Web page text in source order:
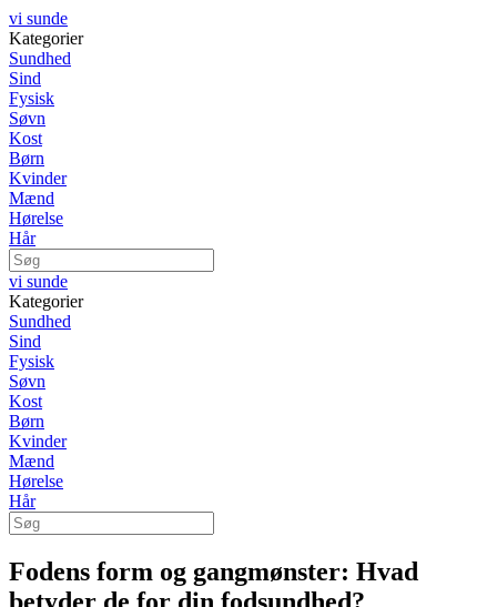
vi sunde
Kategorier
Sundhed
Sind
Fysisk
Søvn
Kost
Børn
Kvinder
Mænd
Hørelse
Hår
vi sunde
Kategorier
Sundhed
Sind
Fysisk
Søvn
Kost
Børn
Kvinder
Mænd
Hørelse
Hår
Fodens form og gangmønster: Hvad